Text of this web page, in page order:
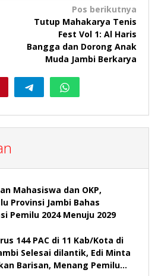
Pos berikutnya
Tutup Mahakarya Tenis
Fest Vol 1: Al Haris
Bangga dan Dorong Anak
Muda Jambi Berkarya
Mahasiswa dan OKP,
Provinsi Jambi Bahas
Pemilu 2024 Menuju 2029
144 PAC di 11 Kab/Kota di
Selesai dilantik, Edi Minta
Barisan, Menang Pemilu